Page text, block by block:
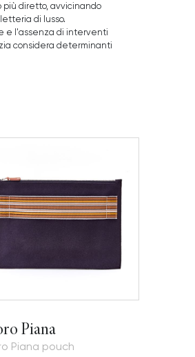
più diretto, avvicinando
di lusso.
e l'assenza di interventi
considera determinanti
Piana
Piana pouch